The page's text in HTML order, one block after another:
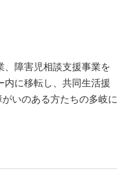
、障害児相談支援事業を
内に移転し、共同生活援
いのある方たちの多岐に